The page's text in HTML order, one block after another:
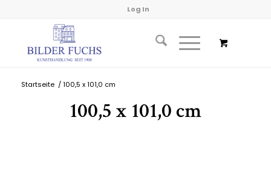
Log In
Startseite / 100,5 x 101,0 cm
100,5 x 101,0 cm